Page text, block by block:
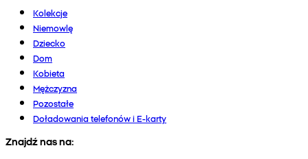
Kolekcje
Niemowlę
Dziecko
Dom
Kobieta
Mężczyzna
Pozostałe
Doładowania telefonów i E-karty
Znajdź nas na: